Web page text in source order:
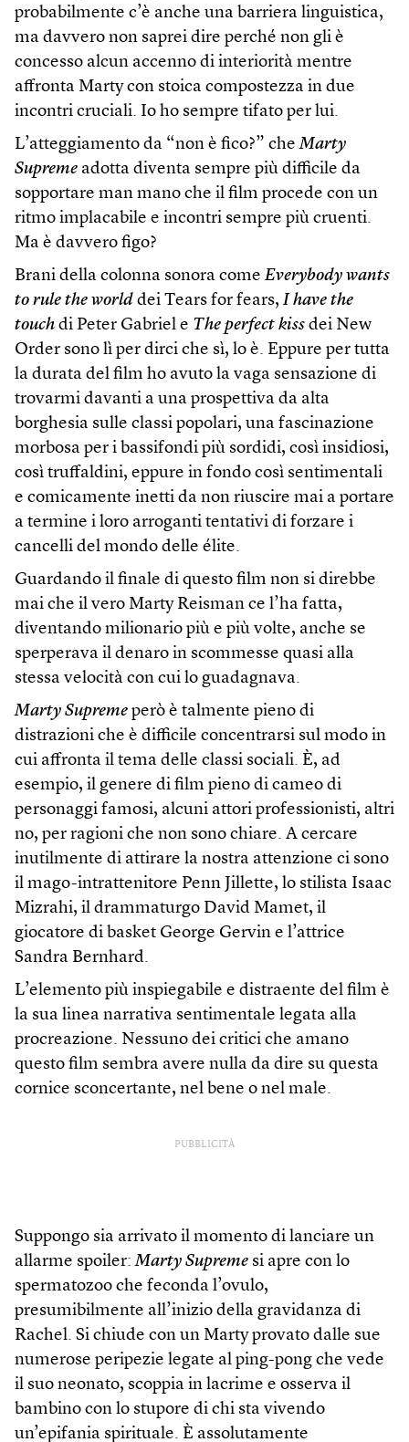
probabilmente c’è anche una barriera linguistica,
ma davvero non saprei dire perché non gli è
concesso alcun accenno di interiorità mentre
affronta Marty con stoica compostezza in due
incontri cruciali. Io ho sempre tifato per lui.
L’atteggiamento da “non è fico?” cheMarty
Supreme adotta diventa sempre più difficile da
sopportare man mano che il film procede con un
ritmo implacabile e incontri sempre più cruenti.
Ma è davvero figo?
Brani della colonna sonora come Everybody wants
to rule the world dei Tears for fears, I have the
touch di Peter Gabriel e The perfect kiss dei New
Order sono lì per dirci che sì, lo è. Eppure per tutta
la durata del film ho avuto la vaga sensazione di
trovarmi davanti a una prospettiva da alta
borghesia sulle classi popolari, una fascinazione
morbosa per i bassifondi più sordidi, così insidiosi,
così truffaldini, eppure in fondo così sentimentali
e comicamente inetti da non riuscire mai a portare
a termine i loro arroganti tentativi di forzare i
cancelli del mondo delle élite.
Guardando il finale di questo film non si direbbe
mai che il vero Marty Reisman ce l’ha fatta,
diventando milionario più e più volte, anche se
sperperava il denaro in scommesse quasi alla
stessa velocità con cui lo guadagnava.
Marty Supreme però è talmente pieno di
distrazioni che è difficile concentrarsi sul modo in
cui affronta il tema delle classi sociali. È, ad
esempio, il genere di film pieno di cameo di
personaggi famosi, alcuni attori professionisti, altri
no, per ragioni che non sono chiare. A cercare
inutilmente di attirare la nostra attenzione ci sono
il mago-intrattenitore Penn Jillette, lo stilista Isaac
Mizrahi, il drammaturgo David Mamet, il
giocatore di basket George Gervin e l’attrice
Sandra Bernhard.
L’elemento più inspiegabile e distraente del film è
la sua linea narrativa sentimentale legata alla
procreazione. Nessuno dei critici che amano
questo film sembra avere nulla da dire su questa
cornice sconcertante, nel bene o nel male.
PUBBLICITÀ
Suppongo sia arrivato il momento di lanciare un
allarme spoiler:Marty Supreme si apre con lo
spermatozoo che feconda l’ovulo,
presumibilmente all’inizio della gravidanza di
Rachel. Si chiude con un Marty provato dalle sue
numerose peripezie legate al ping-pong che vede
il suo neonato, scoppia in lacrime e osserva il
bambino con lo stupore di chi sta vivendo
un’epifania spirituale. È assolutamente